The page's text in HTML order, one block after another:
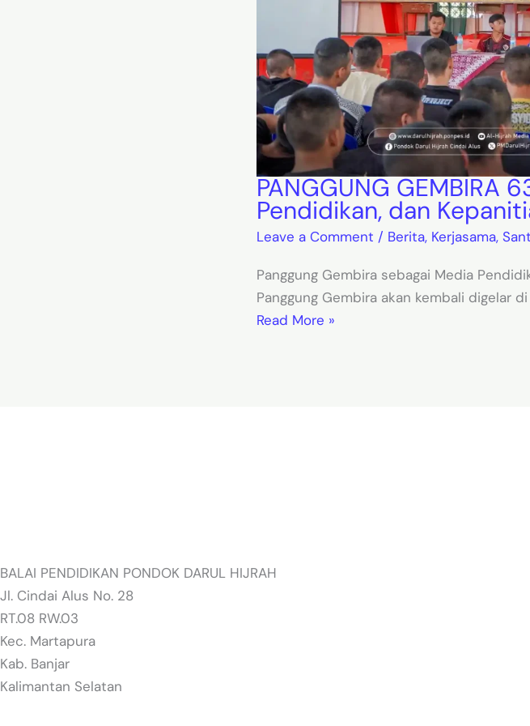
PANGGUNG GEMBIRA
Pendidikan, dan
Leave a Comment / Berita, Kerjasama,
Panggung Gembira sebagai Media
Panggung Gembira akan kembali digelar
Read More »
BALAI PENDIDIKAN PONDOK DARUL HIJRAH
Jl. Cindai Alus No. 28
RT.08 RW.03
Kec. Martapura
Kab. Banjar
Kalimantan Selatan